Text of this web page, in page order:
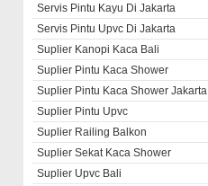
Servis Pintu Kayu Di Jakarta
Servis Pintu Upvc Di Jakarta
Suplier Kanopi Kaca Bali
Suplier Pintu Kaca Shower
Suplier Pintu Kaca Shower Jakarta
Suplier Pintu Upvc
Suplier Railing Balkon
Suplier Sekat Kaca Shower
Suplier Upvc Bali